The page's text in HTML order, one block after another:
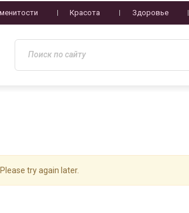
Красота Здоровье
try again later.